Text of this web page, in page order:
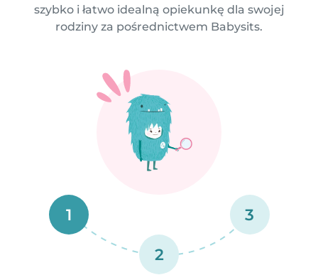
szybko i łatwo idealną opiekunkę dla swojej
rodziny za pośrednictwem Babysits.
1
2
3